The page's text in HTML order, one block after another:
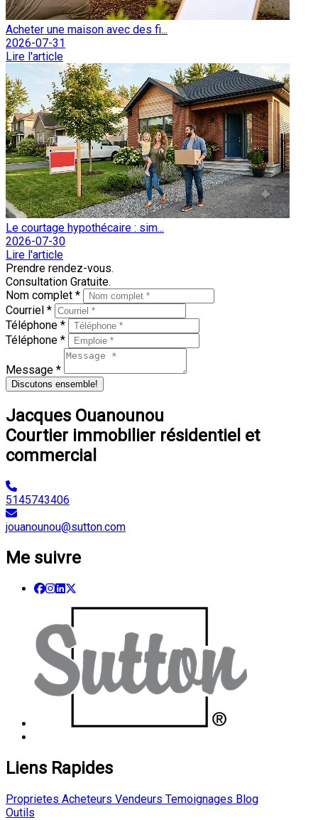
Acheter une maison avec des fi...
2026-07-31
Lire l'article
Le courtage hypothécaire : sim...
2026-07-30
Lire l'article
Prendre rendez-vous.
Consultation Gratuite.
Nom complet *
Courriel *
Téléphone *
Téléphone *
Message *
Discutons ensemble!
Jacques Ouanounou
Courtier immobilier résidentiel et
commercial
5145743406
jouanounou@sutton.com
Me suivre
Liens Rapides
Proprietes Acheteurs Vendeurs Temoignages Blog
Outils